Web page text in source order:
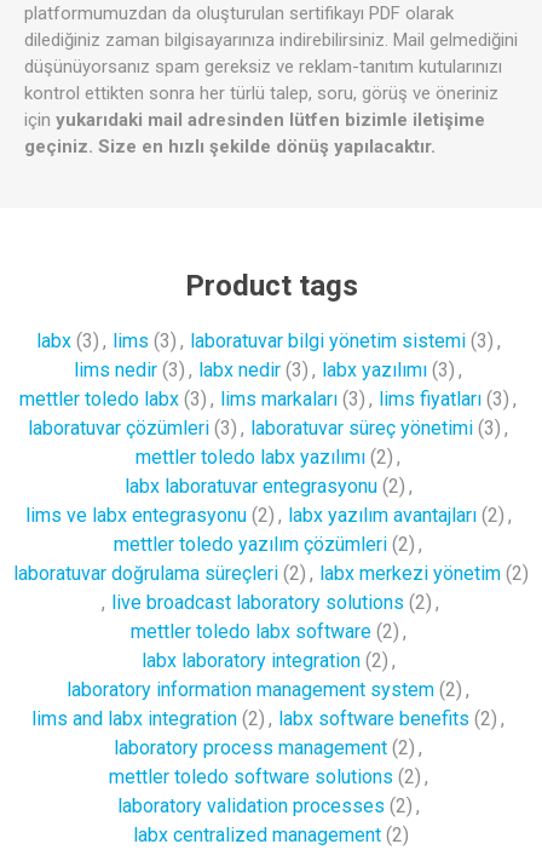
platformumuzdan da oluşturulan sertifikayı PDF olarak
dilediğiniz zaman bilgisayarınıza indirebilirsiniz. Mail gelmediğini
düşünüyorsanız spam gereksiz ve reklam-tanıtım kutularınızı
kontrol ettikten sonra her türlü talep, soru, görüş ve öneriniz
için yukarıdaki mail adresinden lütfen bizimle iletişime
geçiniz. Size en hızlı şekilde dönüş yapılacaktır.
Product tags
labx (3) , lims (3) , laboratuvar bilgi yönetim sistemi (3) ,
lims nedir (3) , labx nedir (3) , labx yazılımı (3) ,
mettler toledo labx (3) , lims markaları (3) , lims fiyatları (3) ,
laboratuvar çözümleri (3) , laboratuvar süreç yönetimi (3) ,
mettler toledo labx yazılımı (2) ,
labx laboratuvar entegrasyonu (2) ,
lims ve labx entegrasyonu (2) , labx yazılım avantajları (2) ,
mettler toledo yazılım çözümleri (2) ,
laboratuvar doğrulama süreçleri (2) , labx merkezi yönetim (2)
, live broadcast laboratory solutions (2) ,
mettler toledo labx software (2) ,
labx laboratory integration (2) ,
laboratory information management system (2) ,
lims and labx integration (2) , labx software benefits (2) ,
laboratory process management (2) ,
mettler toledo software solutions (2) ,
laboratory validation processes (2) ,
labx centralized management (2)